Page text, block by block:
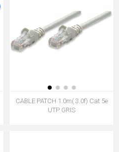
CABLE PATCH 1.0m( 3.0f) Cat 5e
UTP GRIS